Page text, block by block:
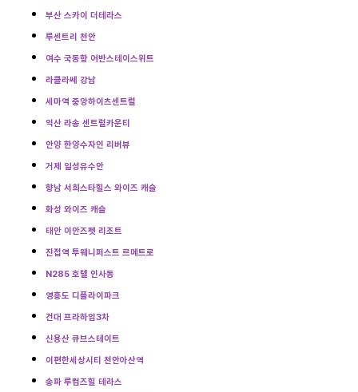
부산 스카이 더테라스
루센트리 천안
여수 국동항 어반스테이스위트
라클라쎄 강남
세마역 중앙하이츠센트럴
익산 라송 센트럴카운티
안양 한양수자인 리버뷰
거제 일성유수안
향남 서희스타힐스 와이즈 캐슬
화성 와이즈 캐슬
태안 이안즈펫 리조트
진접역 투웨니퍼스트 르메트로
N285 호텔 인사동
영흥도 디플라이파크
건대 프라하임3차
신용산 큐브스테이트
이편한세상시티 천안아산역
송파 루컴즈힐 테라스